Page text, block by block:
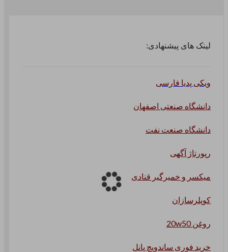
لینک های پیشنهادی:
ویکی پدیا فارسی
دانشگاه صنعتی اصفهان
دانشگاه صنعت نفت
رپورتاژ آگهی
میکسر و خمیرگیر قنادی
کوپلرسازان
روغن 20w50
خرید فوری ساندویچ پانل